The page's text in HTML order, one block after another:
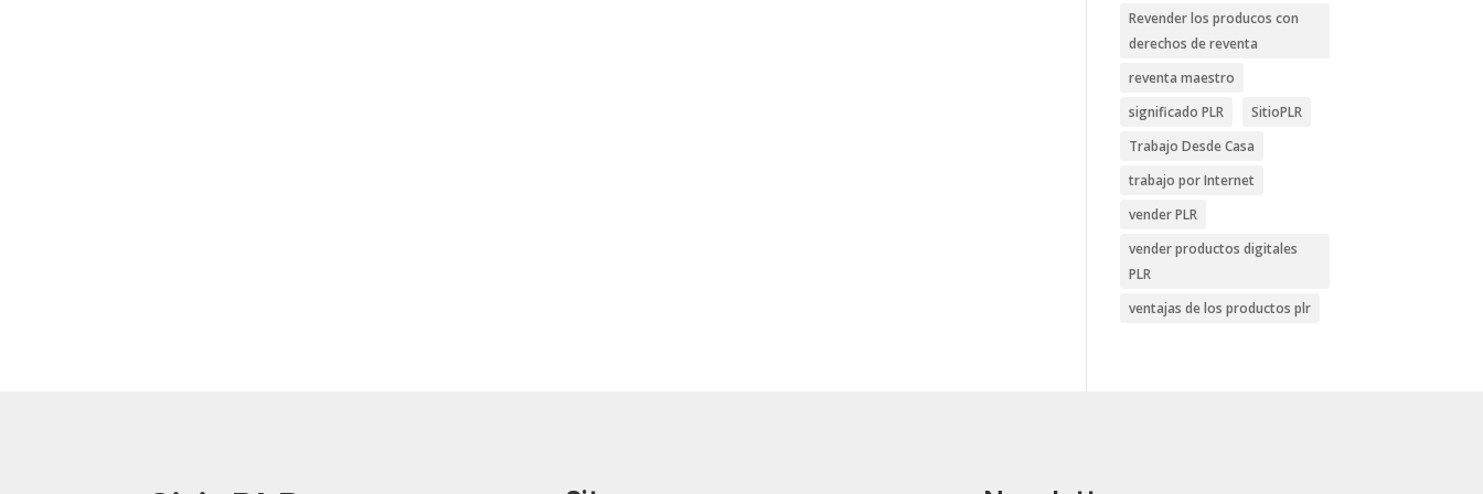
Revender los producos con
derechos de reventa
reventa maestro
significado PLR
SitioPLR
Trabajo Desde Casa
trabajo por Internet
vender PLR
vender productos digitales
PLR
ventajas de los productos plr